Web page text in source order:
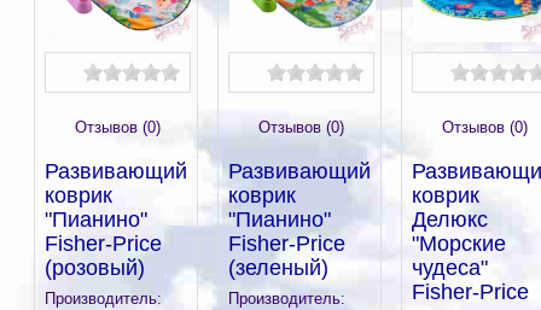
Отзывов (0)
Развивающий
коврик
"Пианино"
Fisher-Price
(розовый)
Производитель:
Отзывов (0)
Развивающий
коврик
"Пианино"
Fisher-Price
(зеленый)
Производитель:
Отзывов (0)
коврик
Делюкс
"Морские
чудеса"
Fisher-Price